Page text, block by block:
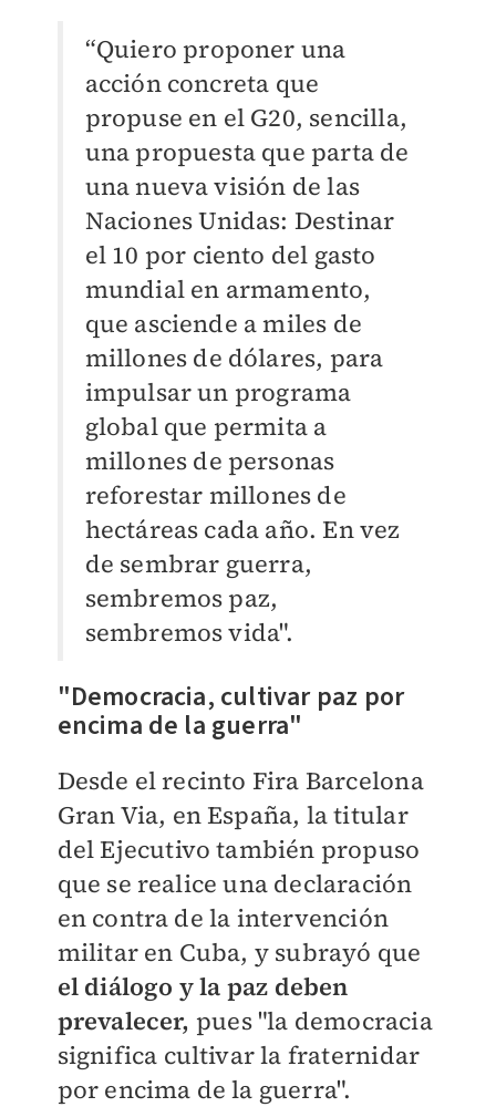
“Quiero proponer una
acción concreta que
propuse en el G20, sencilla,
una propuesta que parta de
una nueva visión de las
Naciones Unidas: Destinar
el 10 por ciento del gasto
mundial en armamento,
que asciende a miles de
millones de dólares, para
impulsar un programa
global que permita a
millones de personas
reforestar millones de
hectáreas cada año. En vez
de sembrar guerra,
sembremos paz,
sembremos vida".
"Democracia, cultivar paz por
encima de la guerra"
Desde el recinto Fira Barcelona
Gran Via, en España, la titular
del Ejecutivo también propuso
que se realice una declaración
en contra de la intervención
militar en Cuba, y subrayó que
el diálogo y la paz deben
prevalecer, pues "la democracia
significa cultivar la fraternidar
por encima de la guerra".